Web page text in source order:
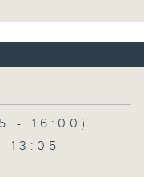
- 16:00)
13:05 -